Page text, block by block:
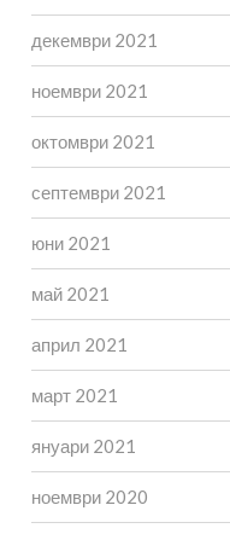
декември 2021
ноември 2021
октомври 2021
септември 2021
юни 2021
май 2021
април 2021
март 2021
януари 2021
ноември 2020